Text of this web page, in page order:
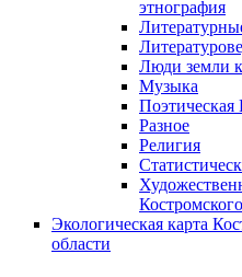
этнография
Люди земли
Музыка
Поэтическая
Разное
Религия
Экологическая карта
области